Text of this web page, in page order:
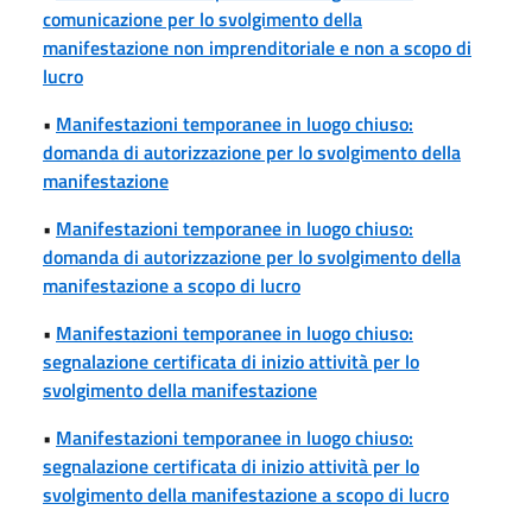
comunicazione per lo svolgimento della
manifestazione non imprenditoriale e non a scopo di
lucro
• Manifestazioni temporanee in luogo chiuso:
domanda di autorizzazione per lo svolgimento della
manifestazione
• Manifestazioni temporanee in luogo chiuso:
domanda di autorizzazione per lo svolgimento della
manifestazione a scopo di lucro
• Manifestazioni temporanee in luogo chiuso:
segnalazione certificata di inizio attività per lo
svolgimento della manifestazione
• Manifestazioni temporanee in luogo chiuso:
segnalazione certificata di inizio attività per lo
svolgimento della manifestazione a scopo di lucro